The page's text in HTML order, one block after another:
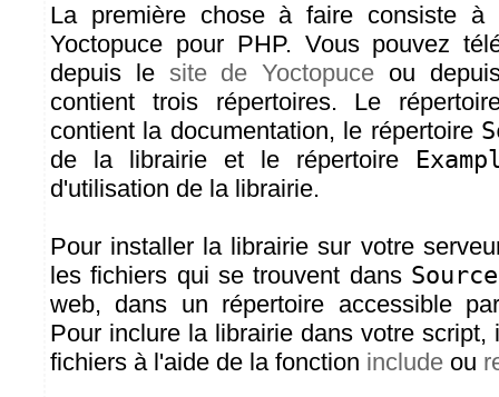
La première chose à faire consiste à
Yoctopuce pour PHP. Vous pouvez
depuis le site de Yoctopuce ou
contient trois répertoires. Le
contient la documentation, le répertoire
de la librairie et le répertoire
d'utilisation de la librairie.
Pour installer la librairie sur votre
les fichiers qui se trouvent dans
web, dans un répertoire accessible
Pour inclure la librairie dans votre script,
fichiers à l'aide de la fonction include ou